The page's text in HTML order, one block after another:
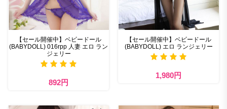
【セール開催中】ベビードール
(BABYDOLL) 016rpp 人妻 エロ ラン
ジェリー
892円
【セール開催中】ベビードール
(BABYDOLL) エロ ランジェリー
1,980円